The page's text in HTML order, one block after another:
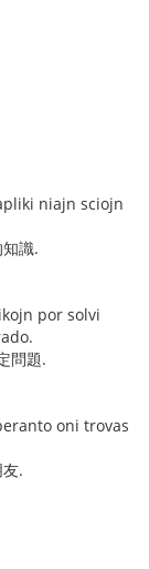
niajn sciojn
識.
por solvi
問題.
oni trovas
.